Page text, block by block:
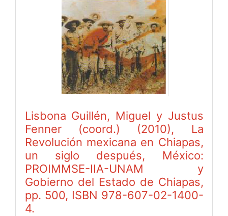
Lisbona Guillén, Miguel y Justus
Fenner (coord.) (2010), La
Revolución mexicana en Chiapas,
un siglo después, México:
PROIMMSE-IIA-UNAM y
Gobierno del Estado de Chiapas,
pp. 500, ISBN 978-607-02-1400-
4.